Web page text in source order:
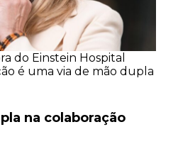
do Einstein Hospital
é uma via de mão dupla
na colaboração